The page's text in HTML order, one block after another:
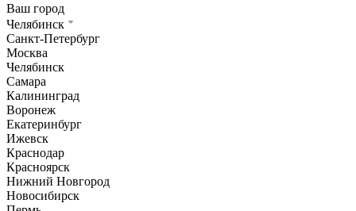
Ваш город
Челябинск
Санкт-Петербург
Москва
Челябинск
Самара
Калининград
Воронеж
Екатеринбург
Ижевск
Краснодар
Красноярск
Нижний Новгород
Новосибирск